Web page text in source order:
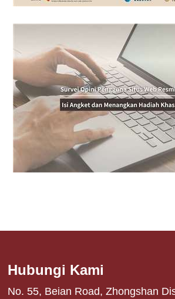
Hubungi Kami
No. 55, Beian Road, Zhongshan